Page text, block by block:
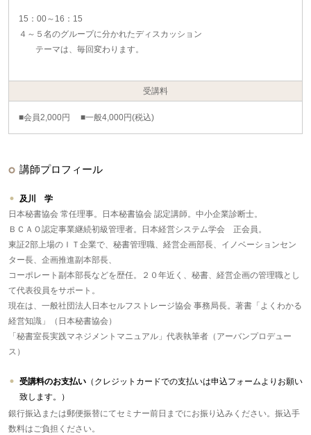
15：00～16：15
４～５名のグループに分かれたディスカッション
テーマは、毎回変わります。
受講料
■会員2,000円 ■一般4,000円(税込)
講師プロフィール
及川 学
日本秘書協会 常任理事。日本秘書協会 認定講師。中小企業診断士。
ＢＣＡＯ認定事業継続初級管理者。日本経営システム学会 正会員。
東証2部上場のＩＴ企業で、秘書管理職、経営企画部長、イノベーションセン
ター長、企画推進副本部長、
コーポレート副本部長などを歴任。２０年近く、秘書、経営企画の管理職とし
て代表役員をサポート。
現在は、一般社団法人日本セルフストレージ協会 事務局長。著書「よくわかる
経営知識」（日本秘書協会）
「秘書室長実践マネジメントマニュアル」代表執筆者（アーバンプロデュー
ス）
受講料のお支払い （クレジットカードでの支払いは申込フォームよりお願い
致します。）
銀行振込または郵便振替にてセミナー前日までにお振り込みください。振込手
数料はご負担ください。